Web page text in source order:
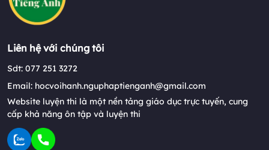
Liên hệ với chúng tôi
Sdt: 077 251 3272
Email: hocvoihanh.nguphaptienganh@gmail.com
Website luyện thi là một nền tảng giáo dục trực tuyến, cung
cấp khả năng ôn tập và luyện thi